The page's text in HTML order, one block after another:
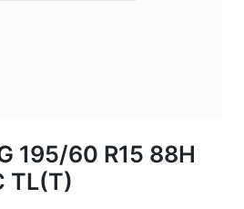
195/60 R15 88H
TL(T)